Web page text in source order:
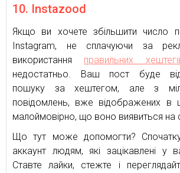
10. Instazood
Якщо ви хочете збільшити число
Instagram, не сплачуючи за
використання правильних
недостатньо. Ваш пост буде
пошуку за хештегом, але з
повідомлень, вже відображених в
малоймовірно, що воно виявиться на
Що тут може допомогти? Спочатку
аккаунт людям, які зацікавлені у
Ставте лайки, стежте і